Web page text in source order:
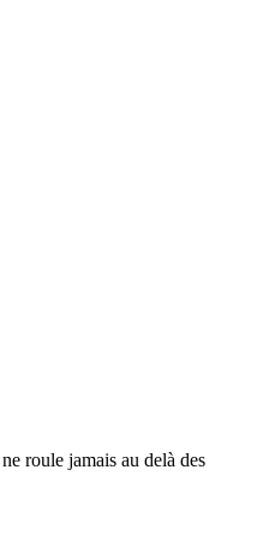
roule jamais au delà des